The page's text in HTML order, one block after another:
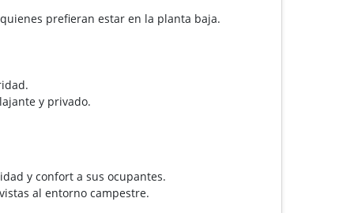
prefieran estar en la planta baja.
y privado.
y confort a sus ocupantes.
al entorno campestre.